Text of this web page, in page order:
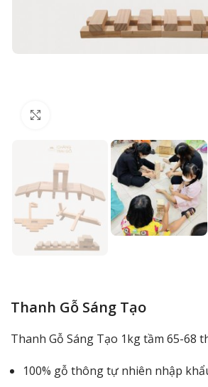
Thanh Gỗ Sáng Tạo
Thanh Gỗ Sáng Tạo 1kg tầm 65-68
100% gỗ thông tự nhiên nhập